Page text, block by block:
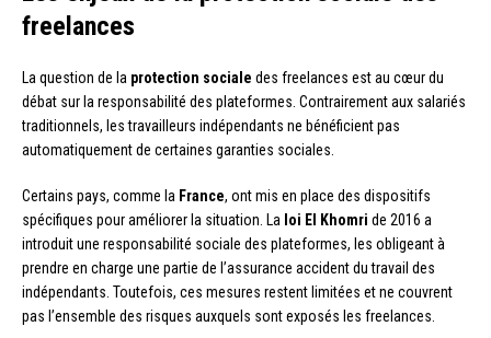
freelances
La question de la protection sociale des freelances est au cœur du
débat sur la responsabilité des plateformes. Contrairement aux salariés
traditionnels, les travailleurs indépendants ne bénéficient pas
automatiquement de certaines garanties sociales.
Certains pays, comme la France, ont mis en place des dispositifs
spécifiques pour améliorer la situation. La loi El Khomri de 2016 a
introduit une responsabilité sociale des plateformes, les obligeant à
prendre en charge une partie de l’assurance accident du travail des
indépendants. Toutefois, ces mesures restent limitées et ne couvrent
pas l’ensemble des risques auxquels sont exposés les freelances.